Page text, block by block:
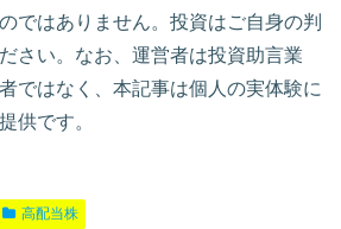
ではありません。投資はご自身の判
さい。なお、運営者は投資助言業
ではなく、本記事は個人の実体験に
供です。
高配当株